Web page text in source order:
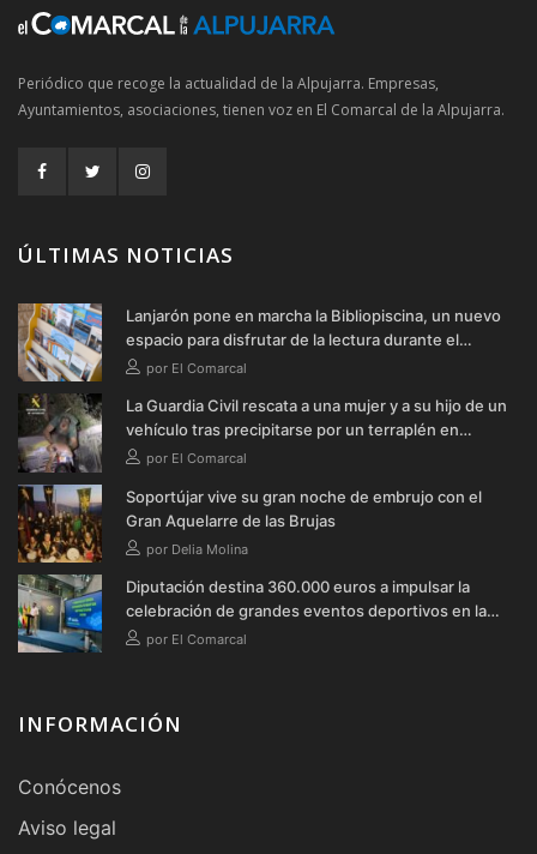
Periódico que recoge la actualidad de la Alpujarra. Empresas,
Ayuntamientos, asociaciones, tienen voz en El Comarcal de la Alpujarra.
ÚLTIMAS NOTICIAS
Lanjarón pone en marcha la Bibliopiscina, un nuevo
espacio para disfrutar de la lectura durante el
verano
por El Comarcal
La Guardia Civil rescata a una mujer y a su hijo de un
vehículo tras precipitarse por un terraplén en
Soportújar
por El Comarcal
Soportújar vive su gran noche de embrujo con el
Gran Aquelarre de las Brujas
por Delia Molina
Diputación destina 360.000 euros a impulsar la
celebración de grandes eventos deportivos en la
provincia durante 2026
por El Comarcal
INFORMACIÓN
Conócenos
Aviso legal